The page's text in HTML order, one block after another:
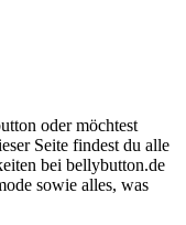
oder möchtest
Seite findest du alle
bei bellybutton.de
sowie alles, was